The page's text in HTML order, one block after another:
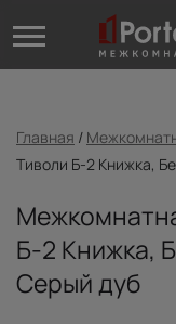
Главная /
Тиволи Б-2 Книжка,
Б-2 Книжка,
Серый дуб